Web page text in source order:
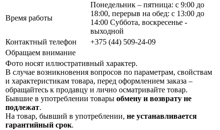
Время работы
Понедельник – пятница: с 9:00 до
18:00, перерыв на обед: с 13:00 до
14:00 Суббота, воскресенье -
выходной
Контактный телефон
+375 (44) 509-24-09
Обращаем внимание
Фото носят иллюстративный характер.
В случае возникновения вопросов по параметрам, свойствам
и характеристикам товара, перед оформлением заказа –
обращайтесь к продавцу и лично осматривайте товар.
Бывшие в употреблении товары обмену и возврату не
подлежат.
На товар, бывший в употреблении, не устанавливается
гарантийный срок.